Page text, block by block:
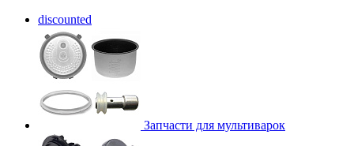
discounted
Запчасти для мультиварок